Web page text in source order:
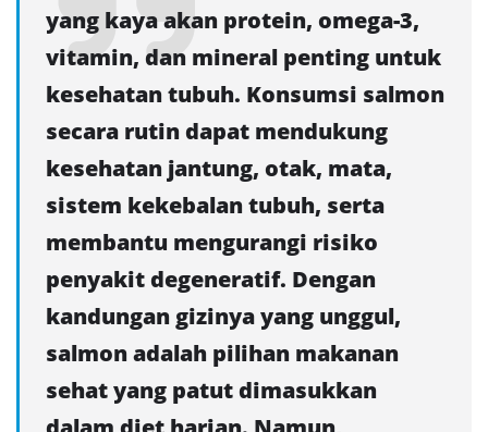
yang kaya akan protein, omega-3,
vitamin, dan mineral penting untuk
kesehatan tubuh. Konsumsi salmon
secara rutin dapat mendukung
kesehatan jantung, otak, mata,
sistem kekebalan tubuh, serta
membantu mengurangi risiko
penyakit degeneratif. Dengan
kandungan gizinya yang unggul,
salmon adalah pilihan makanan
sehat yang patut dimasukkan